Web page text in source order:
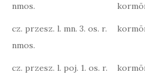
nmos.
cz. przesz. l. mn. 3. os. r.
nmos.
cz. przesz. l. poj. 1. os. r.